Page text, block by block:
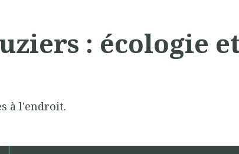
: écologie
à l'endroit.